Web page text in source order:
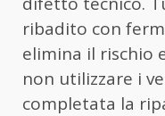
ribadito con
elimina il rischio
non utilizzare i
completata la